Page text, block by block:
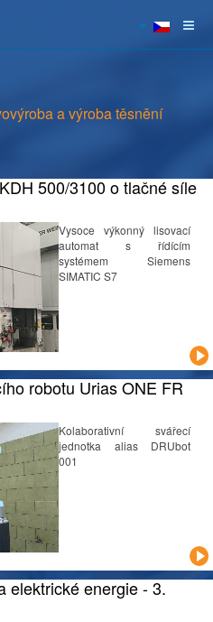
a výroba těsnění
500/3100 o tlačné síle
Vysoce výkonný lisovací
automat s řídícím
systémem Siemens
SIMATIC S7
robotu Urias ONE FR
Kolaborativní svářecí
jednotka alias DRUbot
001
elektrické energie - 3.